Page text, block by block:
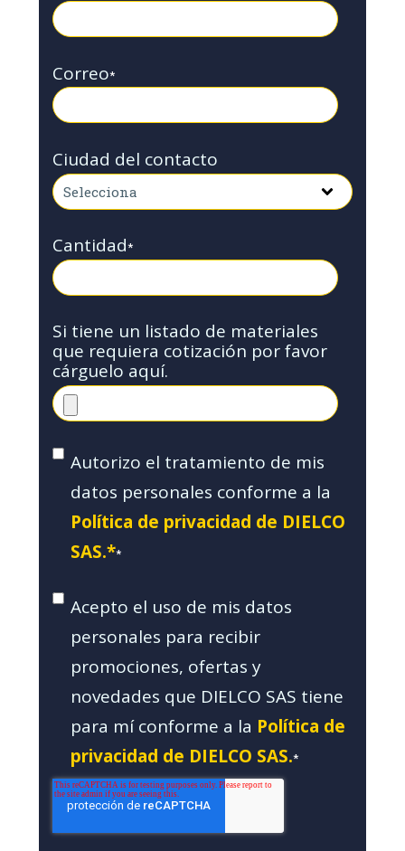
Correo*
Ciudad del contacto
Cantidad*
Si tiene un listado de materiales
que requiera cotización por favor
cárguelo aquí.
Autorizo el tratamiento de mis
datos personales conforme a la
Política de privacidad de DIELCO
SAS.**
Acepto el uso de mis datos
personales para recibir
promociones, ofertas y
novedades que DIELCO SAS tiene
para mí conforme a la Política de
privacidad de DIELCO SAS.*